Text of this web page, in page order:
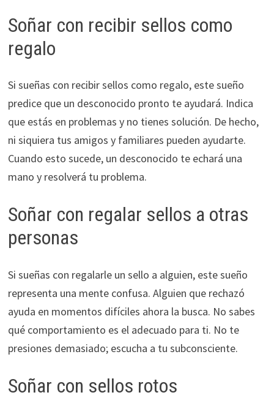
Soñar con recibir sellos como
regalo
Si sueñas con recibir sellos como regalo, este sueño
predice que un desconocido pronto te ayudará. Indica
que estás en problemas y no tienes solución. De hecho,
ni siquiera tus amigos y familiares pueden ayudarte.
Cuando esto sucede, un desconocido te echará una
mano y resolverá tu problema.
Soñar con regalar sellos a otras
personas
Si sueñas con regalarle un sello a alguien, este sueño
representa una mente confusa. Alguien que rechazó
ayuda en momentos difíciles ahora la busca. No sabes
qué comportamiento es el adecuado para ti. No te
presiones demasiado; escucha a tu subconsciente.
Soñar con sellos rotos